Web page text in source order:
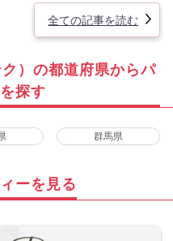
全ての記事を読む
）の都道府県からパ
探す
群馬県
ーを見る